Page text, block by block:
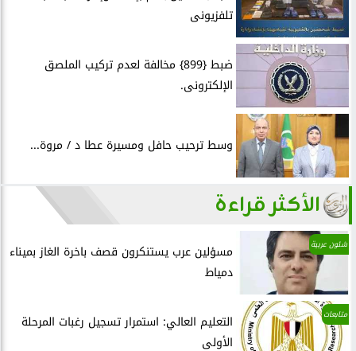
تلفزيونى
ضبط {899} مخالفة لعدم تركيب الملصق
الإلكترونى.
وسط ترحيب حافل ومسيرة عطا د / مروة...
الأكثر قراءة
شئون عربية
مسؤلين عرب يستنكرون قصف باخرة الغاز بميناء
دمياط
متابعات
التعليم العالي: استمرار تسجيل رغبات المرحلة
الأولى